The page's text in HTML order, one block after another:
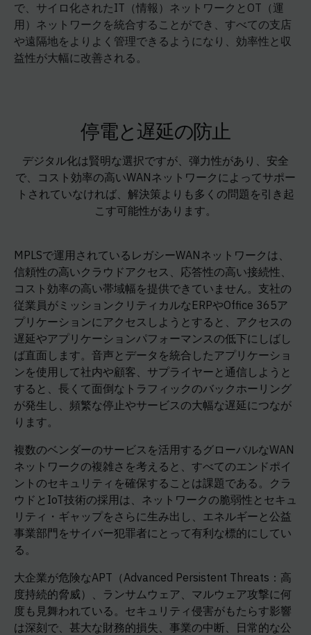
で、サイロ化されたIT（情報）ネットワークとOT（運
用）ネットワークを統合することができ、すべての支店
や遠隔地をよりよく管理できるようになり、効率性と収
益性が大幅に改善される。
停電と遅延の防止
デジタル化は賢明な選択ですが、弾力性があり、安全
で、コスト効率の高いWANネットワークによってサポー
トされていなければ、解決策よりも多くの問題を引き起
こす可能性があります。
MPLSで運用されているレガシーWANネットワークは、
信頼性の高いクラウドアクセス、応答性の高い接続性、
コスト効率の高い帯域幅を提供できていません。支社の
従業員がミッションクリティカルなERPやOffice 365ア
プリケーションにアクセスしようとすると、アクセスの
遅延やアプリケーションパフォーマンスの低下にしばし
ば直面します。音声とデータを統合したアプリケーショ
ンを使用して社内や顧客、サプライヤーと通信しようと
すると、長くて面倒なトラフィックのバックホーリング
が発生し、頻繁な停止やサービスの大幅な遅延につなが
ります。
複数のベンダーのサービスを活用するグローバルなWAN
ネットワークの複雑さを考えると、すべてのエンドポイ
ントのセキュリティを確保することは課題である。クラ
ウドとIoT技術の採用は、ネットワークの脆弱性とセキュ
リティ・ギャップをさらに生み出し、エネルギーと公益
事業部門をサイバー犯罪者にとって有利な標的にしてい
る。
大企業が危険なAPT（Advanced Persistent Threats：高
度持続的脅威）、ランサムウェア、マルウェア攻撃に何
度も見舞われている。セキュリティ侵害がもたらす影響
は深刻で、甚大な財務的損失、事業の中断、日常的な公